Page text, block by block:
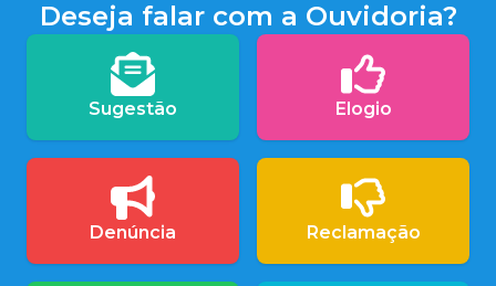
Deseja falar com a Ouvidoria?
Sugestão Elogio
Denúncia Reclamação